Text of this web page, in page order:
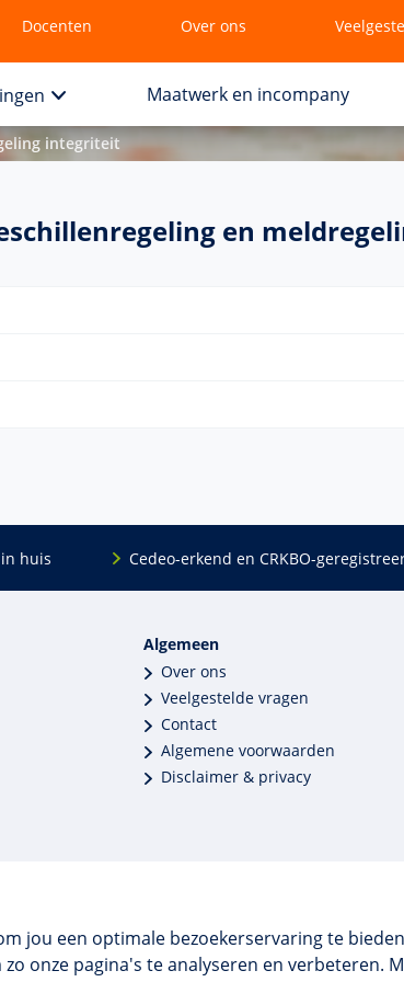
jou een optimale bezoekerservaring te
onze pagina's te analyseren en verbeteren.
Docenten Over ons
Maatwerk en incompany
integriteit
en
huis Cedeo-erkend en CRKBO-
Algemeen
Over ons
Veelgestelde vragen
Contact
Algemene voorwaarden
Disclaimer & privacy